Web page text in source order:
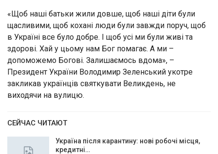
«Щоб наші батьки жили довше, щоб наші діти були
щасливими, щоб кохані люди були завжди поруч, щоб
в Україні все було добре. І щоб усі ми були живі та
здорові. Хай у цьому нам Бог помагає. А ми –
допоможемо Богові. Залишаємось вдома», –
Президент України Володимир Зеленський укотре
закликав українців святкувати Великдень, не
виходячи на вулицю.
СЕЙЧАС ЧИТАЮТ
Україна після карантину: нові робочі місця,
кредитні…